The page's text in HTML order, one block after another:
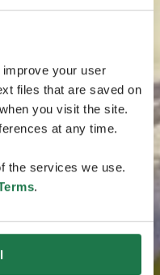
your user
files that are saved on
you visit the site.
at any time.
the services we use.
.